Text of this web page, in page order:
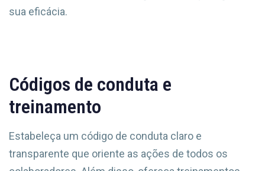
sua eficácia.
Códigos de conduta e
treinamento
Estabeleça um código de conduta claro e
transparente que oriente as ações de todos os